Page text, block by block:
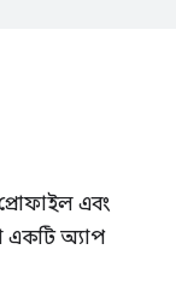
প্রোফাইল এবং
একটি অ্যাপ